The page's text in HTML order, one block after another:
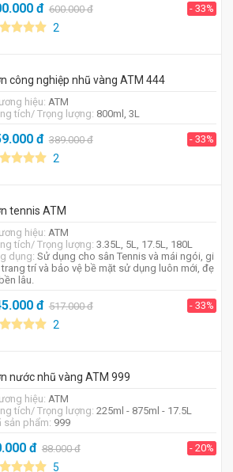
đ 600.000đ - 33%
2
công nghiệp nhũ vàng ATM 444
hiệu: ATM
tích/ Trọng lượng: 800ml, 3L
đ 389.000đ - 33%
2
tennis ATM
hiệu: ATM
tích/ Trọng lượng: 3.35L, 5L, 17.5L, 180L
dụng: Sử dụng cho sân Tennis và mái ngói, gi
trí và bảo vệ bề mặt sử dụng luôn mới, đẹ
lâu.
đ 517.000đ - 33%
2
nước nhũ vàng ATM 999
hiệu: ATM
tích/ Trọng lượng: 225ml - 875ml - 17.5L
sản phẩm: 999
đ 88.000đ - 20%
5